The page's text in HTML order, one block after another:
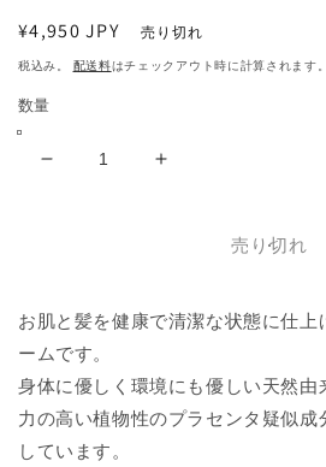
通
常
格
¥4,950 JPY 売り切れ
税込み。 配送料はチェックアウト時に計算されます。
数量
【isis】
テ
ィ
モ
フ
ォ
ー
【isis】
〈Shampoo〉
テ
ィ
フ
ォ
売り切れ
お肌と髪を健康で清潔な状態に仕上
ームです。
身体に優しく環境にも優しい天然由
力の高い植物性のプラセンタ疑似成
しています。